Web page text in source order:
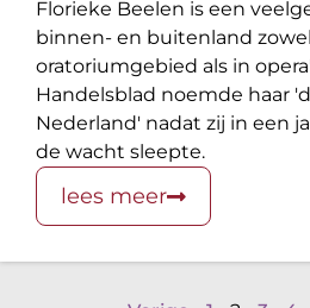
Florieke Beelen is een
binnen- en buitenland
oratoriumgebied als in
Handelsblad noemde haar
Nederland' nadat zij in een
de wacht sleepte.
lees meer